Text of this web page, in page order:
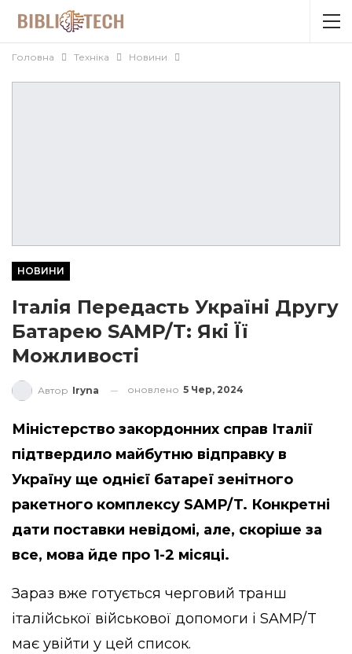
Головна Техніка Новини
НОВИНИ
Італія Передасть Україні Другу
Батарею SAMP/T: Які Її
Можливості
Автор Iryna оновлено 5 Чер, 2024
Міністерство закордонних справ Італії
підтвердило майбутню відправку в
Україну ще однієї батареї зенітного
ракетного комплексу SAMP/T. Конкретні
дати поставки невідомі, але, скоріше за
все, мова йде про 1-2 місяці.
Зараз вже готується черговий транш
італійської військової допомоги і SAMP/T
має увійти у цей список.